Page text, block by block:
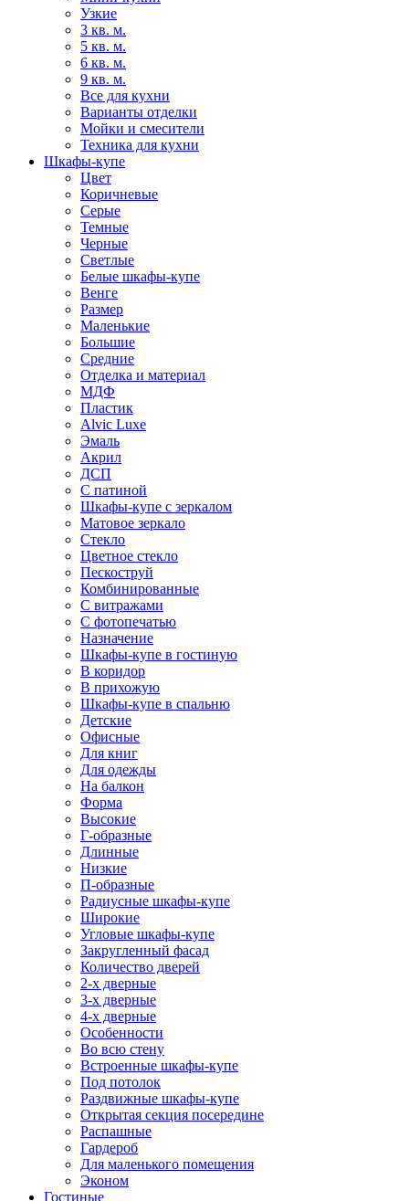
Узкие
3 кв. м.
5 кв. м.
6 кв. м.
9 кв. м.
Все для кухни
Варианты отделки
Мойки и смесители
Техника для кухни
Шкафы-купе
Цвет
Коричневые
Серые
Темные
Черные
Светлые
Белые шкафы-купе
Венге
Размер
Маленькие
Большие
Средние
Отделка и материал
МДФ
Пластик
Alvic Luxe
Эмаль
Акрил
ДСП
С патиной
Шкафы-купе с зеркалом
Матовое зеркало
Стекло
Цветное стекло
Пескоструй
Комбинированные
С витражами
С фотопечатью
Назначение
Шкафы-купе в гостиную
В коридор
В прихожую
Шкафы-купе в спальню
Детские
Офисные
Для книг
Для одежды
На балкон
Форма
Высокие
Г-образные
Длинные
Низкие
П-образные
Радиусные шкафы-купе
Широкие
Угловые шкафы-купе
Закругленный фасад
Количество дверей
2-х дверные
3-х дверные
4-х дверные
Особенности
Во всю стену
Встроенные шкафы-купе
Под потолок
Раздвижные шкафы-купе
Открытая секция посередине
Распашные
Гардероб
Для маленького помещения
Эконом
Гостиные